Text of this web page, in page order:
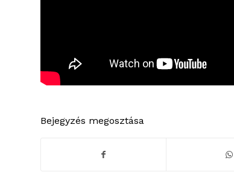
Bejegyzés megosztása